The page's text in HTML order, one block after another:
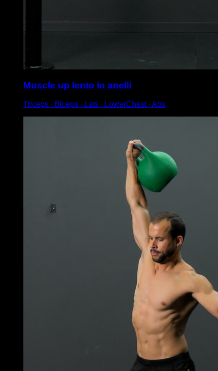
Muscle up lento in anelli
Triceps ∙ Biceps ∙ Lats ∙ LowerChest ∙ Abs